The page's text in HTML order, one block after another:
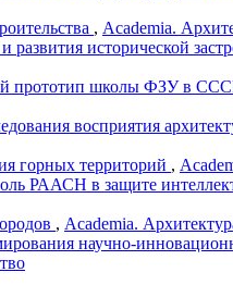
, Academia.
развития исторической
прототип школы ФЗУ в
восприятия
горных территорий ,
РААСН в защите
, Academia.
научно-